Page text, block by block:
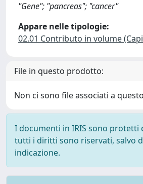
"Gene"; "pancreas"; "cancer"
Appare nelle tipologie:
02.01 Contributo in volume
File in questo prodotto:
Non ci sono file associati a
I documenti in IRIS sono protetti
tutti i diritti sono riservati, salvo
indicazione.